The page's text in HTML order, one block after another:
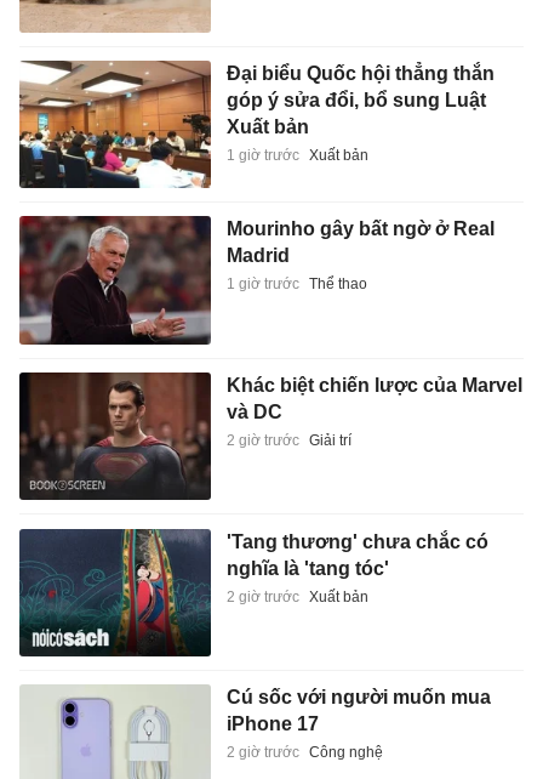
Đại biểu Quốc hội thẳng thắn
góp ý sửa đổi, bổ sung Luật
Xuất bản
1 giờ trước Xuất bản
Mourinho gây bất ngờ ở Real
Madrid
1 giờ trước Thể thao
Khác biệt chiến lược của Marvel
và DC
2 giờ trước Giải trí
'Tang thương' chưa chắc có
nghĩa là 'tang tóc'
2 giờ trước Xuất bản
Cú sốc với người muốn mua
iPhone 17
2 giờ trước Công nghệ